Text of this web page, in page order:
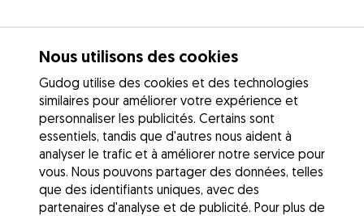
Nous utilisons des cookies
Gudog utilise des cookies et des technologies
similaires pour améliorer votre expérience et
personnaliser les publicités. Certains sont
essentiels, tandis que d'autres nous aident à
analyser le trafic et à améliorer notre service pour
vous. Nous pouvons partager des données, telles
que des identifiants uniques, avec des
partenaires d'analyse et de publicité. Pour plus de